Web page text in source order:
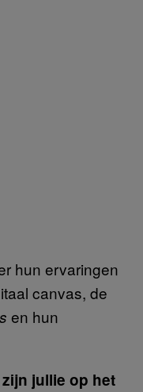
hun ervaringen
canvas, de
en hun
jullie op het